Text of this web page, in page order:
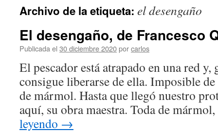
Archivo de la etiqueta: el desengaño
El desengaño, de Francesco
Publicada el 30 diciembre 2020porcarlos
El pescador está atrapado en una red y,
consigue liberarse de ella. Imposible
de mármol. Hasta que llegó nuestro
aquí, su obra maestra. Toda de
leyendo →